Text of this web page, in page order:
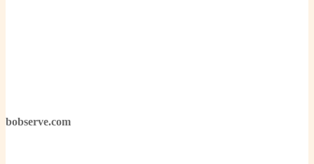
bobserve.com